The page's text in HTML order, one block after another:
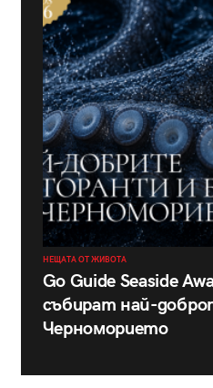
НЕЩАТА ОТ ЖИВОТА
Go Guide Seaside
събират най-
Черноморието